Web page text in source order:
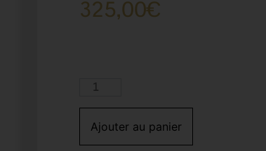
325,00€
Ajouter au panier